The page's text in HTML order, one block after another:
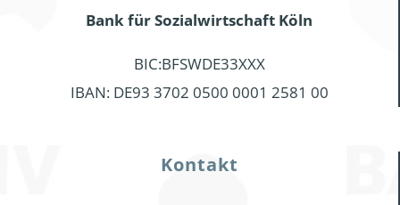
Bank für Sozialwirtschaft Köln
BIC:BFSWDE33XXX
IBAN: DE93 3702 0500 0001 2581 00
Kontakt